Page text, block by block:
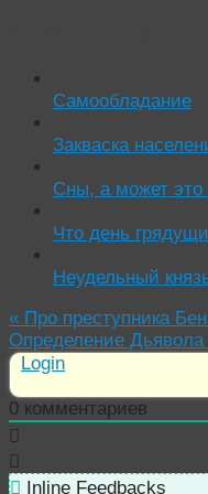
Самообладание
Закваска
Сны, а может это
Что день
Неудельный
« Про преступника
Определение Дьявола
Login
0 комментариев
Inline Feedbacks